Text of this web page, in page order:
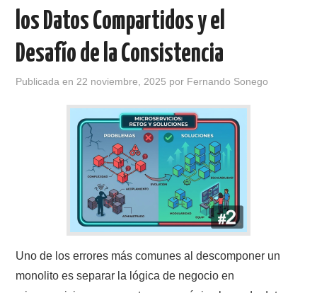
los Datos Compartidos y el
Desafío de la Consistencia
Publicada en22 noviembre, 2025 por Fernando Sonego
Uno de los errores más comunes al descomponer un
monolito es separar la lógica de negocio en